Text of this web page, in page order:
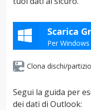
Scarica
Per Windows
Clona dischi/
Segui la guida per
dei dati di Outlook: